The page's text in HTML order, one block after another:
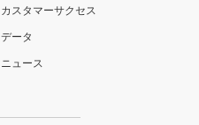
カスタマーサクセス
データ
ニュース